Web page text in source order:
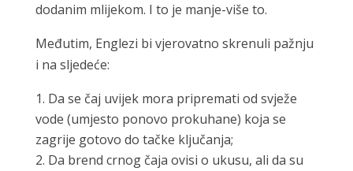
dodanim mlijekom. I to je manje-više to.
Međutim, Englezi bi vjerovatno skrenuli pažnju
i na sljedeće:
Da se čaj uvijek mora pripremati od svježe
vode (umjesto ponovo prokuhane) koja se
zagrije gotovo do tačke ključanja;
Da brend crnog čaja ovisi o ukusu, ali da su